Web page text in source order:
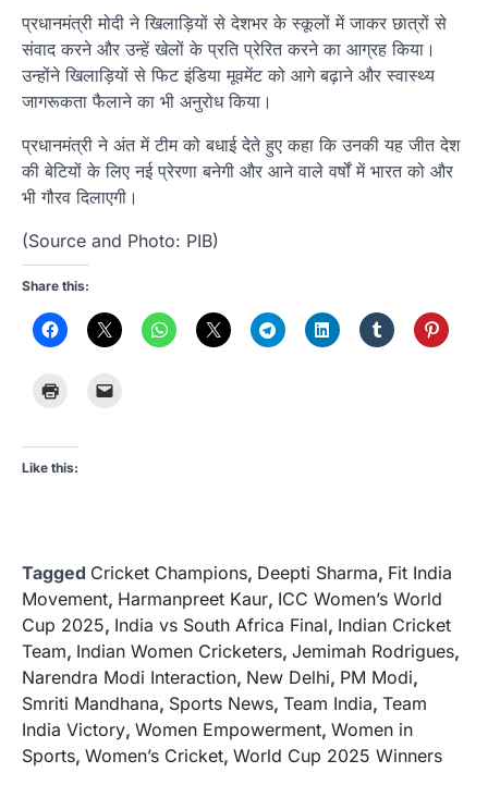
प्रधानमंत्री मोदी ने खिलाड़ियों से देशभर के स्कूलों में जाकर छात्रों से
संवाद करने और उन्हें खेलों के प्रति प्रेरित करने का आग्रह किया।
उन्होंने खिलाड़ियों से फिट इंडिया मूवमेंट को आगे बढ़ाने और स्वास्थ्य
जागरूकता फैलाने का भी अनुरोध किया।
प्रधानमंत्री ने अंत में टीम को बधाई देते हुए कहा कि उनकी यह जीत देश
की बेटियों के लिए नई प्रेरणा बनेगी और आने वाले वर्षों में भारत को और
भी गौरव दिलाएगी।
(Source and Photo: PIB)
Share this:
Like this:
Tagged Cricket Champions, Deepti Sharma, Fit India
Movement, Harmanpreet Kaur, ICC Women’s World
Cup 2025, India vs South Africa Final, Indian Cricket
Team, Indian Women Cricketers, Jemimah Rodrigues,
Narendra Modi Interaction, New Delhi, PM Modi,
Smriti Mandhana, Sports News, Team India, Team
India Victory, Women Empowerment, Women in
Sports, Women’s Cricket, World Cup 2025 Winners